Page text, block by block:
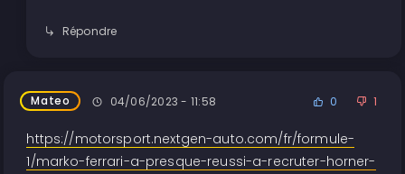
Répondre
Mateo 04/06/2023 - 11:58 0 1
https://motorsport.nextgen-auto.com/fr/formule-
1/marko-ferrari-a-presque-reussi-a-recruter-horner-